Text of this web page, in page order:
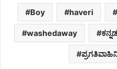
Boy haveri
washedaway